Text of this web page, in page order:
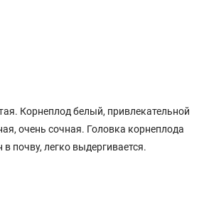
Корнеплод белый, привлекательной
очень сочная. Головка корнеплода
почву, легко выдергивается.